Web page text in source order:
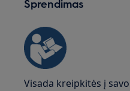
Sprendimas
Visada kreipkitės į